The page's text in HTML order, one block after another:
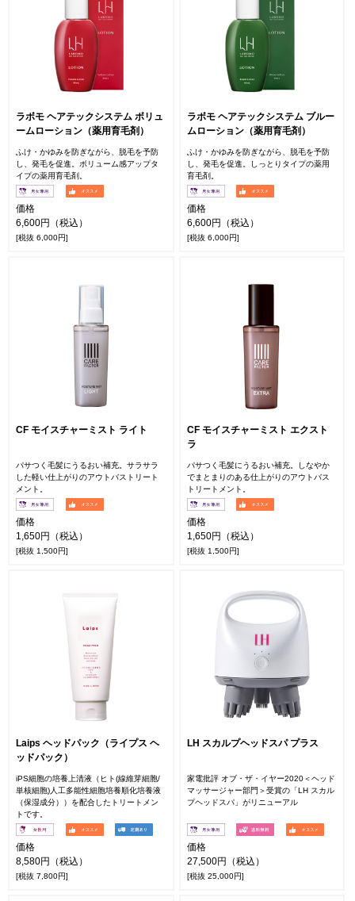
ラボモ ヘアテックシステム ボリュ
ームローション（薬用育毛剤）
ふけ・かゆみを防ぎながら、脱毛を予防
し、発毛を促進。ボリューム感アップタ
イプの薬用育毛剤。
価格
6,600円（税込）
[税抜 6,000円]
ラボモ ヘアテックシステム ブルー
ムローション（薬用育毛剤）
ふけ・かゆみを防ぎながら、脱毛を予防
し、発毛を促進。しっとりタイプの薬用
育毛剤。
価格
6,600円（税込）
[税抜 6,000円]
CF モイスチャーミスト ライト
パサつく毛髪にうるおい補充。サラサラ
した軽い仕上がりのアウトバストリート
メント。
価格
1,650円（税込）
[税抜 1,500円]
CF モイスチャーミスト エクスト
ラ
パサつく毛髪にうるおい補充。しなやか
でまとまりのある仕上がりのアウトバス
トリートメント。
価格
1,650円（税込）
[税抜 1,500円]
Laips ヘッドパック（ライプス ヘ
ッドパック）
iPS細胞の培養上清液（ヒト(線維芽細胞/
単核細胞)人工多能性細胞培養順化培養液
（保湿成分））を配合したトリートメン
トです。
価格
8,580円（税込）
[税抜 7,800円]
LH スカルプヘッドスパ プラス
家電批評 オブ・ザ・イヤー2020＜ヘッド
マッサージャー部門＞受賞の「LH スカル
プヘッドスパ」がリニューアル
価格
27,500円（税込）
[税抜 25,000円]